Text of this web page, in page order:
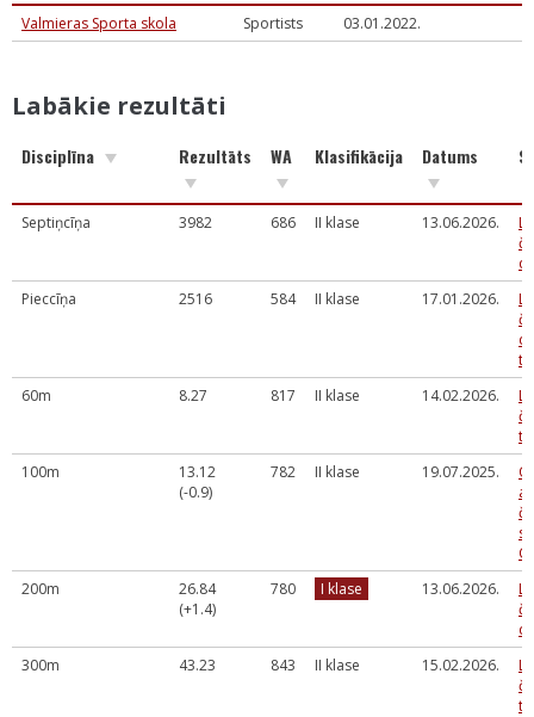
Valmieras Sporta skola Sportists 03.01.2022.
Labākie rezultāti
Disciplīna Rezultāts WA Klasifikācija Datums
Septiņcīņa 3982 686 II klase 13.06.2026.
Pieccīņa
2516 584 II klase 17.01.2026.
60m
8.27 817 II klase 14.02.2026.
100m
13.12
(-0.9)
782 II klase 19.07.2025.
200m
26.84
(+1.4)
780 I klase 13.06.2026.
300m
43.23 843 II klase 15.02.2026.